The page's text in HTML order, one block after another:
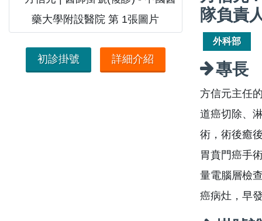
初診掛號 詳細介紹
隊負責
外科部
專長
方信元主任
道癌切除、
術，術後癒
胃賁門癌手
量電腦層檢
癌病灶，早